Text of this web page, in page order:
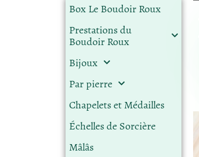
Box Le Boudoir Roux
Prestations du
Boudoir Roux
Bijoux
Par pierre
Chapelets et Médailles
Échelles de Sorcière
Mâlâs